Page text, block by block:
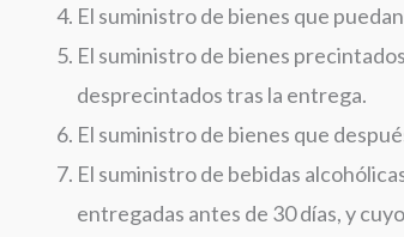
El suministro de bienes que
El suministro de bienes
desprecintados tras la entrega.
El suministro de bienes que
El suministro de bebidas
entregadas antes de 30 días, y